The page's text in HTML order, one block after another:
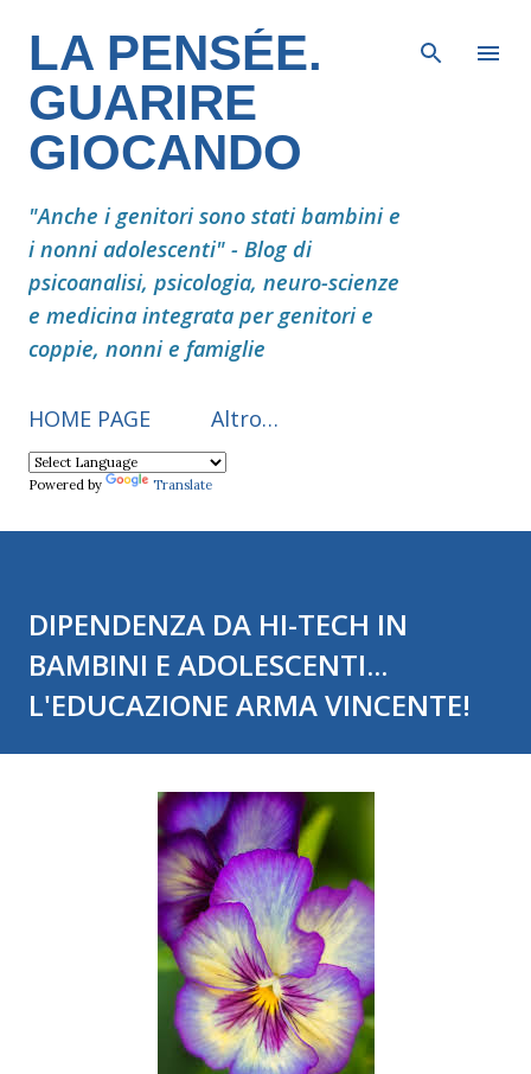
Passa ai contenuti principali
LA PENSÉE.
GUARIRE
GIOCANDO
"Anche i genitori sono stati bambini e
i nonni adolescenti" - Blog di
psicoanalisi, psicologia, neuro-scienze
e medicina integrata per genitori e
coppie, nonni e famiglie
HOME PAGE Altro…
Powered by Translate
DIPENDENZA DA HI-TECH IN
BAMBINI E ADOLESCENTI...
L'EDUCAZIONE ARMA VINCENTE!